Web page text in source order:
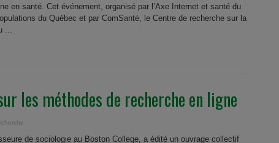
en santé. Cet événement, organisé par l’Axe Internet et santé du
du Québec et par ComSanté, le Centre de recherche sur la
...
les méthodes de recherche en ligne
de sociologie au Boston College, a édité un ouvrage collectif